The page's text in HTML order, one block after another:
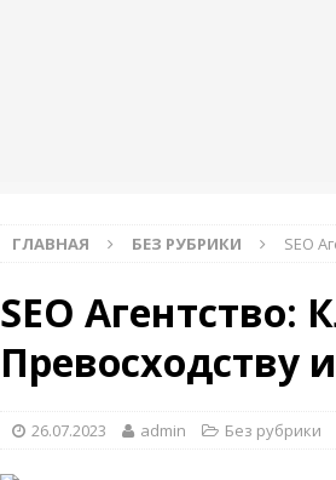
ГЛАВНАЯ БЕЗ РУБРИКИ SEO
SEO
Превосходству
26.07.2023 admin Без рубрики